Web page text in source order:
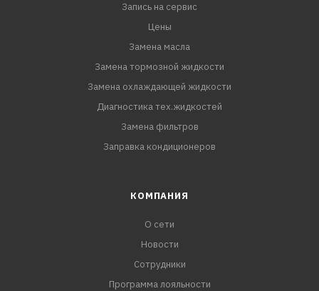
Запись на сервис
Цены
Замена масла
Замена тормозной жидкости
Замена охлаждающей жидкости
Диагностика тех.жидкостей
Замена фильтров
Заправка кондиционеров
КОМПАНИЯ
О сети
Новости
Сотрудники
Программа лояльности